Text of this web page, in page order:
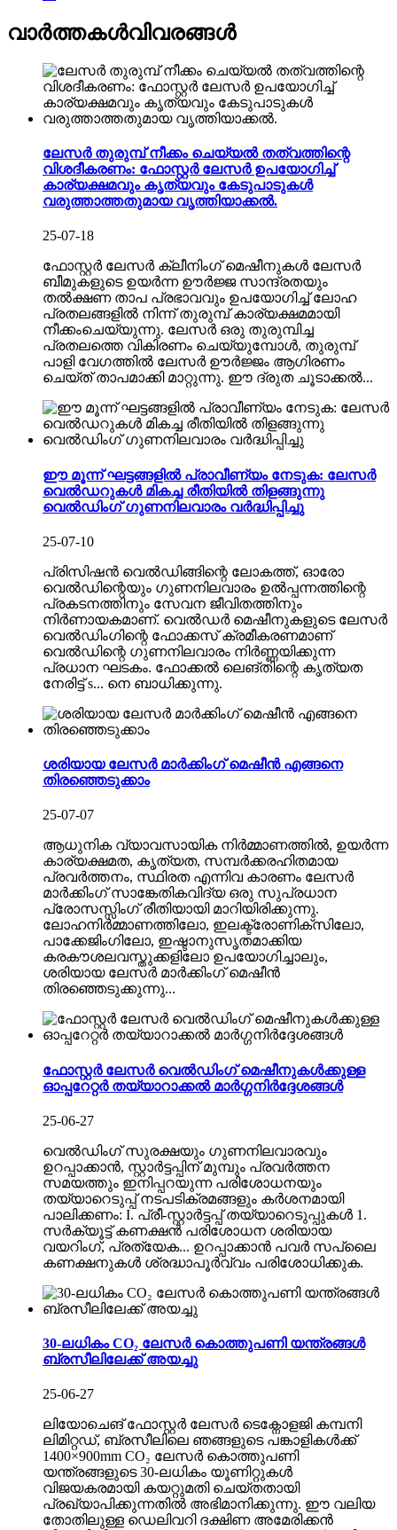
വാർത്തകൾവിവരങ്ങൾ
ലേസർ തുരുമ്പ് നീക്കം ചെയ്യൽ തത്വത്തിന്റെ
വിശദീകരണം: ഫോസ്റ്റർ ലേസർ ഉപയോഗിച്ച്
കാര്യക്ഷമവും കൃത്യവും കേടുപാടുകൾ
വരുത്താത്തതുമായ വൃത്തിയാക്കൽ.
25-07-18
ഫോസ്റ്റർ ലേസർ ക്ലീനിംഗ് മെഷീനുകൾ ലേസർ
ബീമുകളുടെ ഉയർന്ന ഊർജ്ജ സാന്ദ്രതയും
തൽക്ഷണ താപ പ്രഭാവവും ഉപയോഗിച്ച് ലോഹ
പ്രതലങ്ങളിൽ നിന്ന് തുരുമ്പ് കാര്യക്ഷമമായി
നീക്കംചെയ്യുന്നു. ലേസർ ഒരു തുരുമ്പിച്ച
പ്രതലത്തെ വികിരണം ചെയ്യുമ്പോൾ, തുരുമ്പ്
പാളി വേഗത്തിൽ ലേസർ ഊർജ്ജം ആഗിരണം
ചെയ്ത് താപമാക്കി മാറ്റുന്നു. ഈ ദ്രുത ചൂടാക്കൽ...
ഈ മൂന്ന് ഘട്ടങ്ങളിൽ പ്രാവീണ്യം നേടുക: ലേസർ
വെൽഡറുകൾ മികച്ച രീതിയിൽ തിളങ്ങുന്നു
വെൽഡിംഗ് ഗുണനിലവാരം വർദ്ധിപ്പിച്ചു
25-07-10
പ്രിസിഷൻ വെൽഡിങ്ങിന്റെ ലോകത്ത്, ഓരോ
വെൽഡിന്റെയും ഗുണനിലവാരം ഉൽപ്പന്നത്തിന്റെ
പ്രകടനത്തിനും സേവന ജീവിതത്തിനും
നിർണായകമാണ്. വെൽഡർ മെഷീനുകളുടെ ലേസർ
വെൽഡിംഗിന്റെ ഫോക്കസ് ക്രമീകരണമാണ്
വെൽഡിന്റെ ഗുണനിലവാരം നിർണ്ണയിക്കുന്ന
പ്രധാന ഘടകം. ഫോക്കൽ ലെങ്തിന്റെ കൃത്യത
നേരിട്ട് s... നെ ബാധിക്കുന്നു.
ശരിയായ ലേസർ മാർക്കിംഗ് മെഷീൻ എങ്ങനെ
തിരഞ്ഞെടുക്കാം
25-07-07
ആധുനിക വ്യാവസായിക നിർമ്മാണത്തിൽ, ഉയർന്ന
കാര്യക്ഷമത, കൃത്യത, സമ്പർക്കരഹിതമായ
പ്രവർത്തനം, സ്ഥിരത എന്നിവ കാരണം ലേസർ
മാർക്കിംഗ് സാങ്കേതികവിദ്യ ഒരു സുപ്രധാന
പ്രോസസ്സിംഗ് രീതിയായി മാറിയിരിക്കുന്നു.
ലോഹനിർമ്മാണത്തിലോ, ഇലക്ട്രോണിക്സിലോ,
പാക്കേജിംഗിലോ, ഇഷ്ടാനുസൃതമാക്കിയ
കരകൗശലവസ്തുക്കളിലോ ഉപയോഗിച്ചാലും,
ശരിയായ ലേസർ മാർക്കിംഗ് മെഷീൻ
തിരഞ്ഞെടുക്കുന്നു...
ഫോസ്റ്റർ ലേസർ വെൽഡിംഗ് മെഷീനുകൾക്കുള്ള
ഓപ്പറേറ്റർ തയ്യാറാക്കൽ മാർഗ്ഗനിർദ്ദേശങ്ങൾ
25-06-27
വെൽഡിംഗ് സുരക്ഷയും ഗുണനിലവാരവും
ഉറപ്പാക്കാൻ, സ്റ്റാർട്ടപ്പിന് മുമ്പും പ്രവർത്തന
സമയത്തും ഇനിപ്പറയുന്ന പരിശോധനയും
തയ്യാറെടുപ്പ് നടപടിക്രമങ്ങളും കർശനമായി
പാലിക്കണം: I. പ്രീ-സ്റ്റാർട്ടപ്പ് തയ്യാറെടുപ്പുകൾ 1.
സർക്യൂട്ട് കണക്ഷൻ പരിശോധന ശരിയായ
വയറിംഗ്, പ്രത്യേക... ഉറപ്പാക്കാൻ പവർ സപ്ലൈ
കണക്ഷനുകൾ ശ്രദ്ധാപൂർവ്വം പരിശോധിക്കുക.
30-ലധികം CO₂ ലേസർ കൊത്തുപണി യന്ത്രങ്ങൾ
ബ്രസീലിലേക്ക് അയച്ചു
25-06-27
ലിയോചെങ് ഫോസ്റ്റർ ലേസർ ടെക്നോളജി കമ്പനി
ലിമിറ്റഡ്, ബ്രസീലിലെ ഞങ്ങളുടെ പങ്കാളികൾക്ക്
1400×900mm CO₂ ലേസർ കൊത്തുപണി
യന്ത്രങ്ങളുടെ 30-ലധികം യൂണിറ്റുകൾ
വിജയകരമായി കയറ്റുമതി ചെയ്തതായി
പ്രഖ്യാപിക്കുന്നതിൽ അഭിമാനിക്കുന്നു. ഈ വലിയ
തോതിലുള്ള ഡെലിവറി ദക്ഷിണ അമേരിക്കൻ